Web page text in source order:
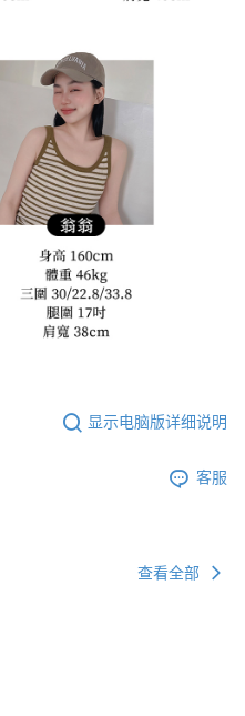
显示电脑版详细说明
客服
查看全部